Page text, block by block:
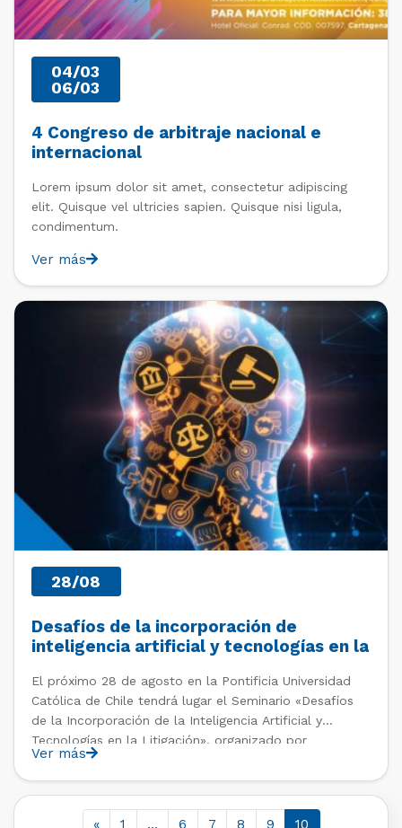
04/03
06/03
4 Congreso de arbitraje nacional e
internacional
Lorem ipsum dolor sit amet, consectetur adipiscing
elit. Quisque vel ultricies sapien. Quisque nisi ligula,
condimentum.
Ver más
28/08
Desafíos de la incorporación de
inteligencia artificial y tecnologías en la
judiciales.
El próximo 28 de agosto en la Pontificia Universidad
Católica de Chile tendrá lugar el Seminario «Desafíos
de la Incorporación de la Inteligencia Artificial y
Tecnologías en la Litigación», organizado por
el Programa Reformas a la Justicia UC. Programa e
inscripciones: https://lnkd.in/e6zBKzB
Ver más
« 1 … 6 7 8 9 10